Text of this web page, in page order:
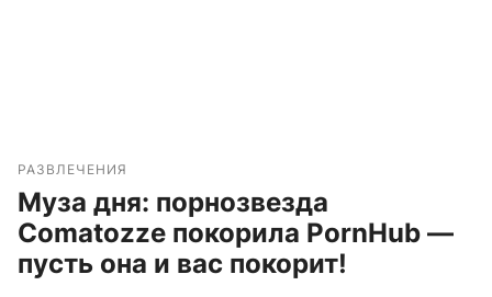
РАЗВЛЕЧЕНИЯ
Муза дня: порнозвезда
Comatozze покорила PornHub —
пусть она и вас покорит!